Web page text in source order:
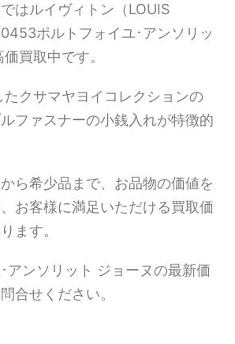
はルイヴィトン（LOUIS
ポルトフォイユ･アンソリッ
買取中です。
クサマヤヨイコレクションの
ファスナーの小銭入れが特徴的
ら希少品まで、お品物の価値を
お客様に満足いただける買取価
ます。
アンソリット ジョーヌの最新価
合せください。